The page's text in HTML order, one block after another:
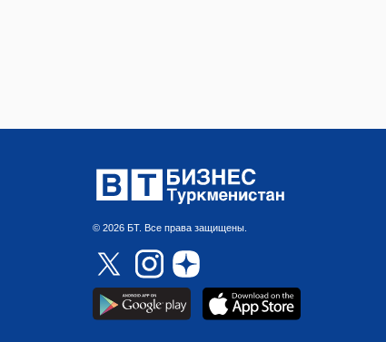
© 2026 БТ. Все права защищены.